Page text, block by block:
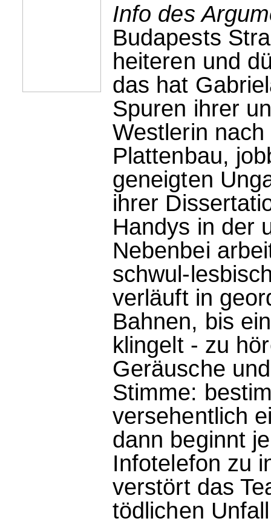
Info des
Budapests
heiteren und
das hat
Spuren ihrer
Westlerin
Plattenbau,
geneigten
ihrer
Handys in der
Nebenbei
schwul-
verläuft in
Bahnen, bis
klingelt - zu
Geräusche
Stimme:
versehentlich
dann beginnt
Infotelefon zu
verstört das
tödlichen